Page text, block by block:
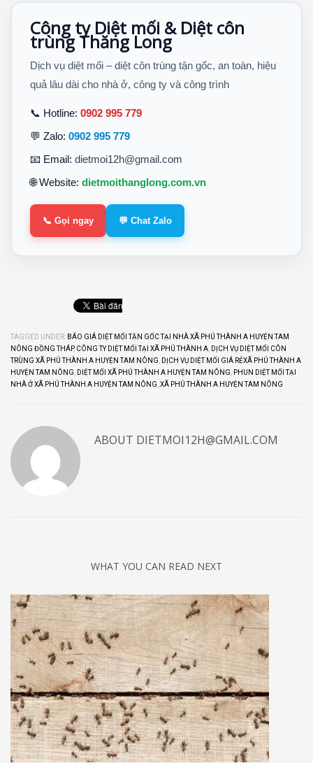
Công ty Diệt mối & Diệt côn
trùng Thăng Long
Dịch vụ diệt mối – diệt côn trùng tận gốc, an toàn, hiệu
quả lâu dài cho nhà ở, công ty và công trình
📞 Hotline: 0902 995 779
💬 Zalo: 0902 995 779
📧 Email: dietmoi12h@gmail.com
🌐 Website: dietmoithanglong.com.vn
📞 Gọi ngay 💬 Chat Zalo
TAGGED UNDER: BÁO GIÁ DIỆT MỐI TẬN GỐC TẠI NHÀ XÃ PHÚ THÀNH A HUYỆN TAM
NÔNG ĐỒNG THÁP, CÔNG TY DIỆT MỐI TẠI XÃ PHÚ THÀNH A DỊCH VỤ DIỆT MỐI CÔN
TRÙNG XÃ PHÚ THÀNH A HUYỆN TAM NÔNG
DỊCH VỤ DIỆT MỐI GIÁ RẺXÃ PHÚ THÀNH A
HUYỆN TAM NÔNG
DIỆT MỐI XÃ PHÚ THÀNH A HUYỆN TAM NÔNG
PHUN DIỆT MỐI TẠI
NHÀ Ở XÃ PHÚ THÀNH A HUYỆN TAM NÔNG XÃ PHÚ THÀNH A HUYỆN TAM NÔNG
ABOUT DIETMOI12H@GMAIL.COM
WHAT YOU CAN READ NEXT